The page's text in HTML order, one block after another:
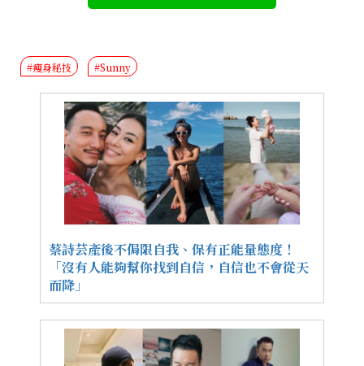
#瘦身秘技 #Sunny
蔡詩芸產後不侷限自我、保有正能量態度！
「沒有人能夠幫你找到自信，自信也不會從天
而降」